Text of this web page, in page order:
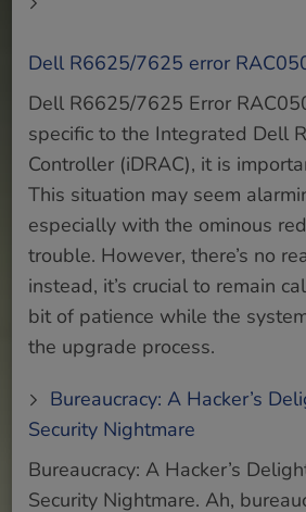
Dell R6625/7625 error
Dell R6625/7625 Error
specific to the Integrated Dell
Controller (iDRAC), it is
This situation may seem
especially with the ominous
trouble. However, there’s no
instead, it’s crucial to remain
bit of patience while the
the upgrade process.
Bureaucracy: A Hacker’s
Security Nightmare
Bureaucracy: A Hacker’s
Security Nightmare. Ah,